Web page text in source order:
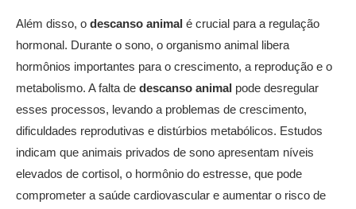
Além disso, o descanso animal é crucial para a regulação
hormonal. Durante o sono, o organismo animal libera
hormônios importantes para o crescimento, a reprodução e o
metabolismo. A falta de descanso animal pode desregular
esses processos, levando a problemas de crescimento,
dificuldades reprodutivas e distúrbios metabólicos. Estudos
indicam que animais privados de sono apresentam níveis
elevados de cortisol, o hormônio do estresse, que pode
comprometer a saúde cardiovascular e aumentar o risco de